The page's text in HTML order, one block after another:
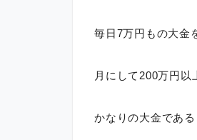
毎日7万円もの大金
月にして200万円以
かなりの大金であ